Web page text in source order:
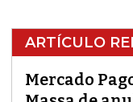
ARTÍCULO
Mercado